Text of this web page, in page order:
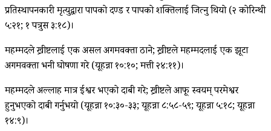
प्रतिस्थापनकारी मृत्युद्वारा पापको दण्ड र पापको शक्तिलाई जित्‍नु थियो (२ कोरिन्थी
५:२१; १ पत्रुस ३:१८)।
महम्मदले ख्रीष्टलाई एक असल अगमवक्ता ठाने; ख्रीष्टले महम्मदलाई एक झूटा
अगमवक्ता भनी घोषणा गरे (यूहन्ना १०:१०; मत्ती २४:११)।
महम्मदले अल्लाह मात्र ईश्वर भएको दाबी गरे; ख्रीष्टले आफू स्वयम् परमेश्वर
हुनुभएको दाबी गर्नुभयो (यूहन्ना १०:३०-३३; यूहन्ना ८:५८-५९; यूहन्ना ५:१८; यूहन्ना
१४:९)।